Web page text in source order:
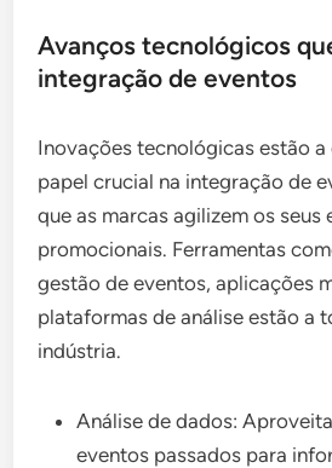
Avanços tecnológicos
integração de eventos
Inovações tecnológicas estão a
papel crucial na integração de
que as marcas agilizem os seus
promocionais. Ferramentas
gestão de eventos, aplicações
plataformas de análise estão a
indústria.
Análise de dados:
eventos passados para